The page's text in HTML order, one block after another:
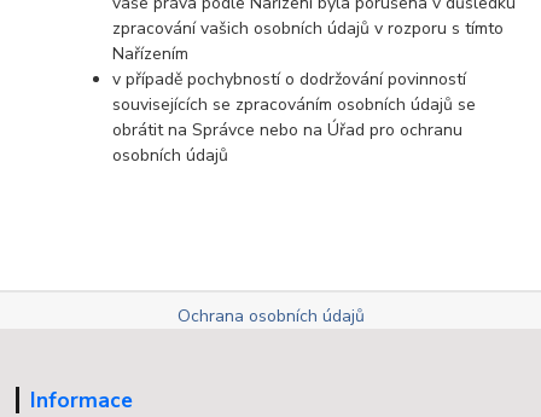
zpracování vašich osobních údajů v rozporu s tímto
Nařízením
v případě pochybností o dodržování povinností
souvisejících se zpracováním osobních údajů se
obrátit na Správce nebo na Úřad pro ochranu
osobních údajů
Ochrana osobních údajů
Informace